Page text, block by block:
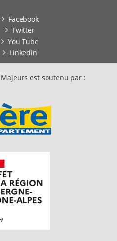
Facebook
Twitter
You Tube
Linkedin
est soutenu par :